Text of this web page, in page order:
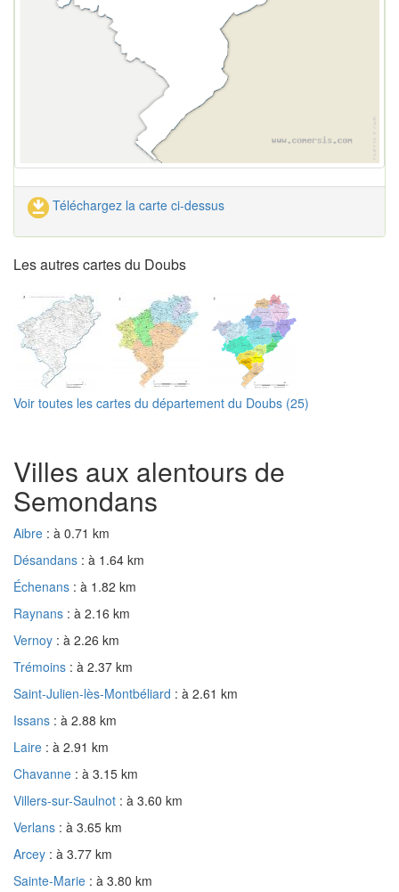
Téléchargez la carte ci-dessus
Les autres cartes du Doubs
Voir toutes les cartes du département du Doubs (25)
Villes aux alentours de
Semondans
Aibre : à 0.71 km
Désandans : à 1.64 km
Échenans : à 1.82 km
Raynans : à 2.16 km
Vernoy : à 2.26 km
Trémoins : à 2.37 km
Saint-Julien-lès-Montbéliard : à 2.61 km
Issans : à 2.88 km
Laire : à 2.91 km
Chavanne : à 3.15 km
Villers-sur-Saulnot : à 3.60 km
Verlans : à 3.65 km
Arcey : à 3.77 km
Sainte-Marie : à 3.80 km